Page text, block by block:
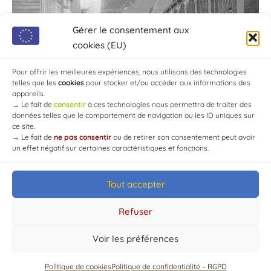
Gérer le consentement aux
cookies (EU)
Pour offrir les meilleures expériences, nous utilisons des technologies
telles que les cookies pour stocker et/ou accéder aux informations des
appareils.
→ Le fait de consentir à ces technologies nous permettra de traiter des
données telles que le comportement de navigation ou les ID uniques sur
ce site.
→ Le fait de ne pas consentir ou de retirer son consentement peut avoir
un effet négatif sur certaines caractéristiques et fonctions.
Tout accepter
Refuser
Voir les préférences
Politique de cookiesPolitique de confidentialité – RGPD
© Mairie de Chaource [2004-2024] | Tous droits réservés.
Developed byWEB3-DESIGN